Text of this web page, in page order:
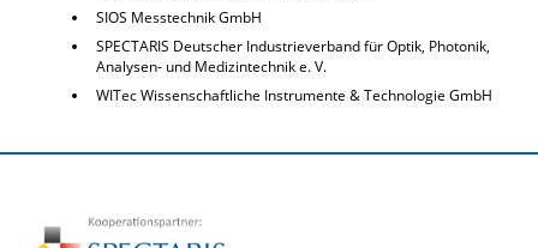
SIOS Messtechnik GmbH
SPECTARIS Deutscher Industrieverband für Optik, Photonik,
Analysen- und Medizintechnik e. V.
WITec Wissenschaftliche Instrumente & Technologie GmbH